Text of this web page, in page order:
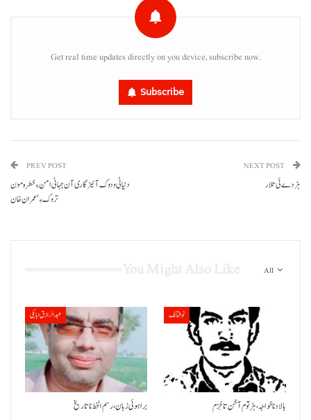
Get real time updates directly on you device, subscribe now.
Subscribe
PREV POST
دنیا ٹی ودوک آ نیزگاری آن جہانی امن ءِ خطرہ مون
تروک ءِ‘ عمران خان
NEXT POST
ہڑدے ئی تلار
All
عبدالرازق ابابکی
براہوئی زبان ،رسم الخط نا تاریخ
نوشتانک
بالاد نا خواجہ، ہڑتوم آ خن تا خِزم